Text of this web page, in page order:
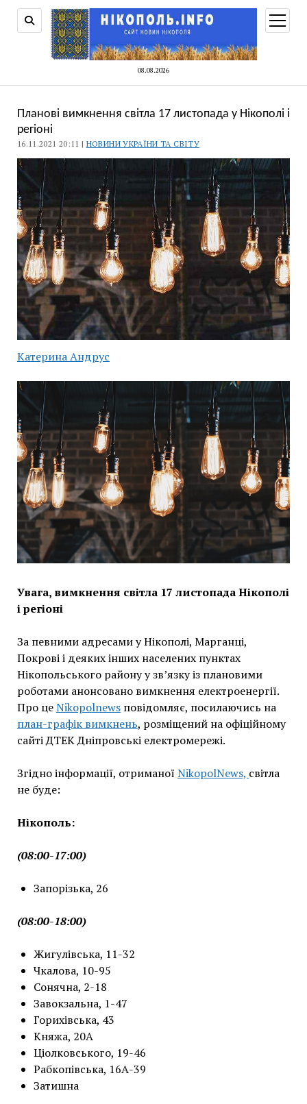
08.08.2026
меню
Планові вимкнення світла 17 листопада у Нікополі і
регіоні
16.11.2021 20:11 | НОВИНИ УКРАЇНИ ТА СВІТУ
Катерина Андрус
Увага, вимкнення світла 17 листопада Нікополі
і регіоні
За певними адресами у Нікополі, Марганці,
Покрові і деяких інших населених пунктах
Нікопольського району у зв’язку із плановими
роботами анонсовано вимкнення електроенергії.
Про цеNikopolnewsповідомляє, посилаючись на
план-графік вимкнень, розміщений на офіційному
сайті ДТЕК Дніпровські електромережі.
Згідно інформації, отриманої NikopolNews, світла
не буде:
Нікополь:
(08:00-17:00)
Запорізька, 26
(08:00-18:00)
Жигулівська, 11-32
Чкалова, 10-95
Сонячна, 2-18
Завокзальна, 1-47
Горихівська, 43
Княжа, 20А
Ціолковського, 19-46
Рабкопівська, 16А-39
Затишна